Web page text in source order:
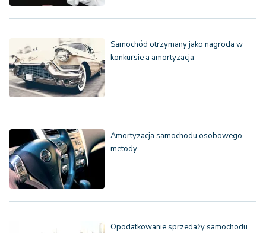
Samochód otrzymany jako nagroda w
konkursie a amortyzacja
Amortyzacja samochodu osobowego -
metody
Opodatkowanie sprzedaży samochodu